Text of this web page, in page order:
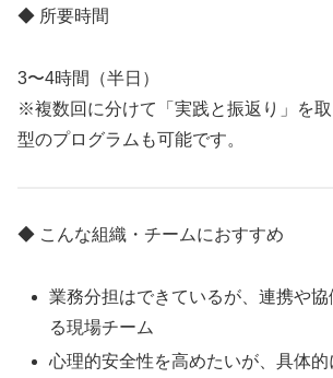
◆ 所要時間
3〜4時間（半日）
※複数回に分けて「実践と振返り」を
型のプログラムも可能です。
◆ こんな組織・チームにおすすめ
業務分担はできているが、連携や協
る現場チーム
心理的安全性を高めたいが、具体